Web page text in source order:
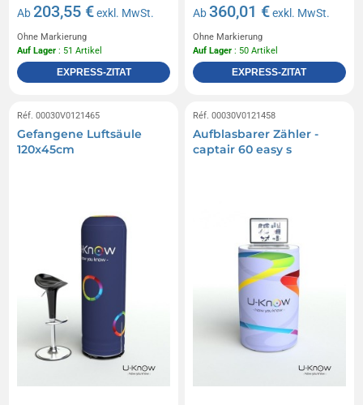
Ab203,55 €exkl. MwSt.
Ohne Markierung
Auf Lager : 51 Artikel
EXPRESS-ZITAT
Ab360,01 €exkl. MwSt.
Ohne Markierung
Auf Lager : 50 Artikel
EXPRESS-ZITAT
Réf. 00030V0121465
Gefangene Luftsäule
120x45cm
Réf. 00030V0121458
Aufblasbarer Zähler -
captair 60 easy s